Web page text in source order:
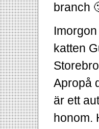
branch
katten
Apropå
är ett
honom.